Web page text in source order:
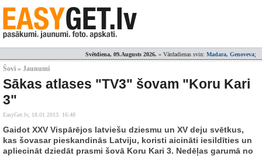
Svētdiena, 09.Augusts 2026. » Vārdadienas svin: Madara, Genoveva;
Šovi » Jaunumi
Sākas atlases "TV3" šovam "Koru Kari
3"
EasyGet.lv, 18.01.2013. 16:48
Gaidot XXV Vispārējos latviešu dziesmu un XV deju svētkus,
kas šovasar pieskandinās Latviju, koristi aicināti iesildīties un
apliecināt dziedāt prasmi šovā Koru Kari 3. Nedēļas garumā no